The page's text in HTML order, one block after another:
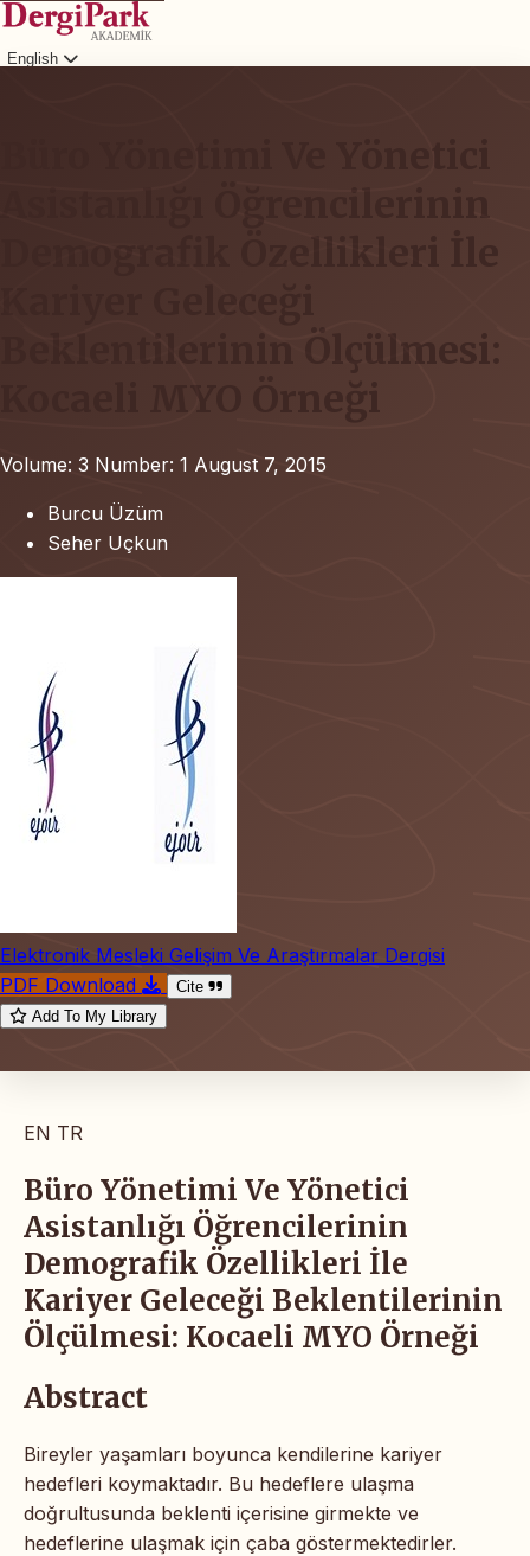
English
Büro Yönetimi Ve Yönetici
Asistanlığı Öğrencilerinin
Demografik Özellikleri İle
Beklentilerinin Ölçülmesi:
Kocaeli MYO Örneği
Volume: 3 Number: 1 August 7, 2015
Burcu Üzüm
Seher Uçkun
Elektronik Mesleki Gelişim Ve Araştırmalar Dergisi
PDF Download
Cite
Add To My Library
EN TR
Büro Yönetimi Ve Yönetici
Asistanlığı Öğrencilerinin
Demografik Özellikleri İle
Kariyer Geleceği Beklentilerinin
Ölçülmesi: Kocaeli MYO Örneği
Abstract
Bireyler yaşamları boyunca kendilerine kariyer
hedefleri koymaktadır. Bu hedeflere ulaşma
doğrultusunda beklenti içerisine girmekte ve
hedeflerine ulaşmak için çaba göstermektedirler.